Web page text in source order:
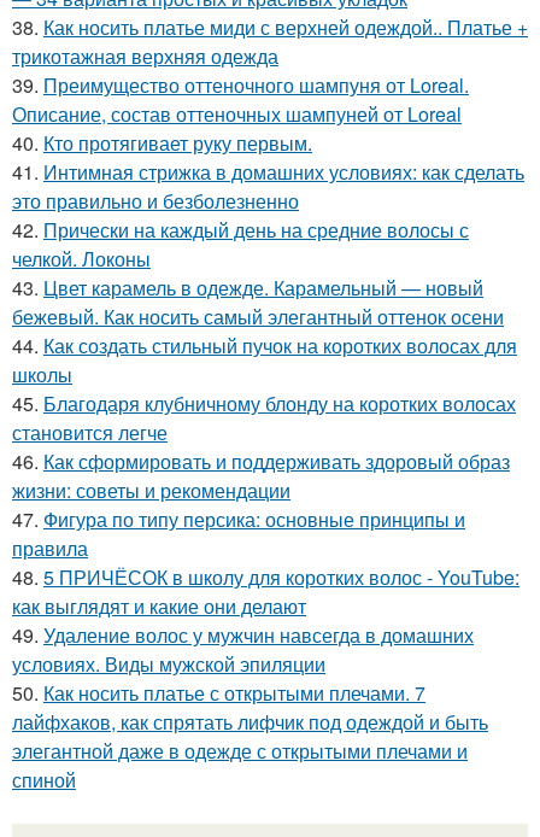
38. Как носить платье миди с верхней одеждой.. Платье +
трикотажная верхняя одежда
39. Преимущество оттеночного шампуня от Loreal.
Описание, состав оттеночных шампуней от Loreal
40. Кто протягивает руку первым.
41. Интимная стрижка в домашних условиях: как сделать
это правильно и безболезненно
42. Прически на каждый день на средние волосы с
челкой. Локоны
43. Цвет карамель в одежде. Карамельный — новый
бежевый. Как носить самый элегантный оттенок осени
44. Как создать стильный пучок на коротких волосах для
школы
45. Благодаря клубничному блонду на коротких волосах
становится легче
46. Как сформировать и поддерживать здоровый образ
жизни: советы и рекомендации
47. Фигура по типу персика: основные принципы и
правила
48. 5 ПРИЧЁСОК в школу для коротких волос ‍- YouTube:
как выглядят и какие они делают
49. Удаление волос у мужчин навсегда в домашних
условиях. Виды мужской эпиляции
50. Как носить платье с открытыми плечами. 7
лайфхаков, как спрятать лифчик под одеждой и быть
элегантной даже в одежде с открытыми плечами и
спиной